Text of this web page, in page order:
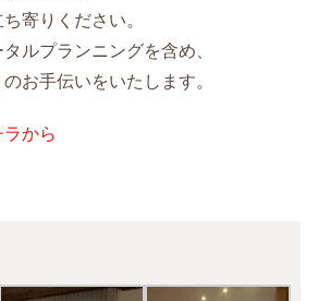
寄りください。
ルプランニングを含め、
お手伝いをいたします。
から